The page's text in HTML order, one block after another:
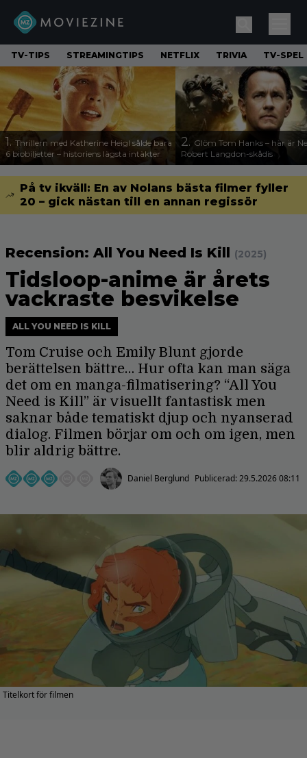
TV-TIPS STREAMINGTIPS NETFLIX TRIVIA TV-SPEL
1. Thrillern med Katherine Heigl sålde bara
6 biobiljetter – historiens lägsta intäkter
2. Glöm Tom Hanks – här är
Robert Langdon-skådis
På tv ikväll: En av Nolans bästa filmer fyller
20 – gick nästan till en annan regissör
Recension: All You Need Is Kill (2025)
Tidsloop-anime är årets
vackraste besvikelse
ALL YOU NEED IS KILL
Tom Cruise och Emily Blunt gjorde
berättelsen bättre… Hur ofta kan man säga
det om en manga-filmatisering? “All You
Need is Kill” är visuellt fantastisk men
saknar både tematiskt djup och nyanserad
dialog. Filmen börjar om och om igen, men
blir aldrig bättre.
Daniel Berglund Publicerad:29.5.2026 08:11
Titelkort för filmen